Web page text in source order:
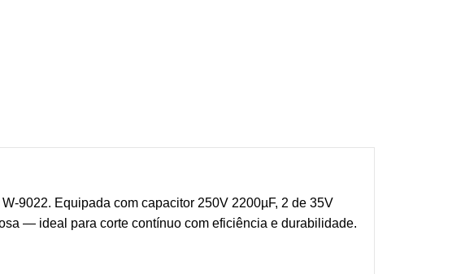
9022. Equipada com capacitor 250V 2200µF, 2 de 35V
— ideal para corte contínuo com eficiência e durabilidade.